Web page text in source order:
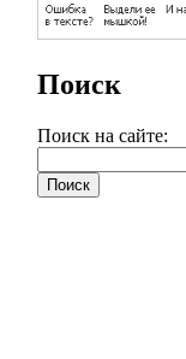
Поиск
Поиск на сайте: